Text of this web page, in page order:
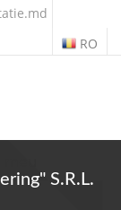
RO
S.R.L.